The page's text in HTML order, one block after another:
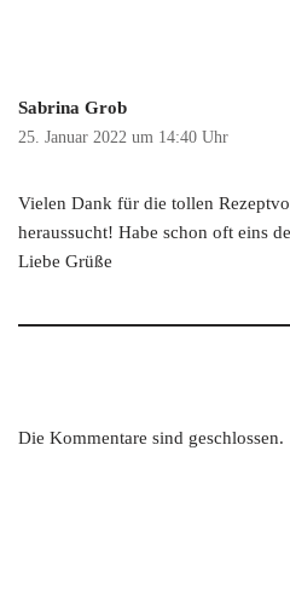
Sabrina Grob
25. Januar 2022 um 14:40 Uhr
Vielen Dank für die tollen
heraussucht! Habe schon oft eins
Liebe Grüße
Die Kommentare sind geschlossen.